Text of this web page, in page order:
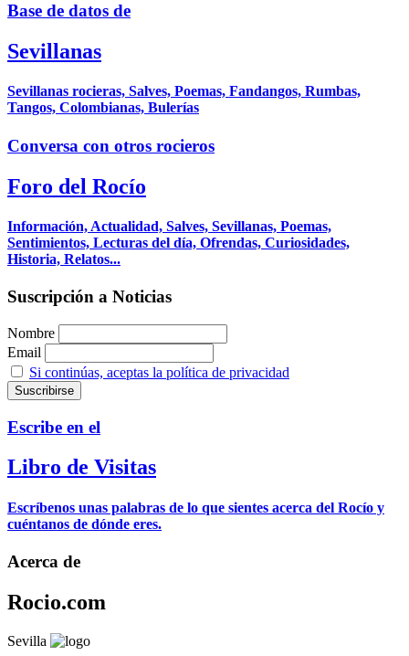
Base de datos de
Sevillanas
Sevillanas rocieras, Salves, Poemas, Fandangos, Rumbas,
Tangos, Colombianas, Bulerías
Conversa con otros rocieros
Foro del Rocío
Información, Actualidad, Salves, Sevillanas, Poemas,
Sentimientos, Lecturas del día, Ofrendas, Curiosidades,
Historia, Relatos...
Suscripción a Noticias
Nombre
Email
Si continúas, aceptas la política de privacidad
Escribe en el
Libro de Visitas
Escríbenos unas palabras de lo que sientes acerca del Rocío y
cuéntanos de dónde eres.
Acerca de
Rocio.com
Sevilla